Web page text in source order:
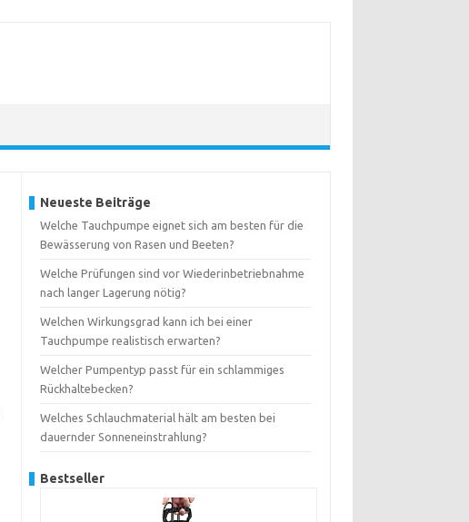
Neueste Beiträge
Welche Tauchpumpe eignet sich am besten für die
Bewässerung von Rasen und Beeten?
Welche Prüfungen sind vor Wiederinbetriebnahme
nach langer Lagerung nötig?
Welchen Wirkungsgrad kann ich bei einer
Tauchpumpe realistisch erwarten?
Welcher Pumpentyp passt für ein schlammiges
Rückhaltebecken?
Welches Schlauchmaterial hält am besten bei
dauernder Sonneneinstrahlung?
Bestseller